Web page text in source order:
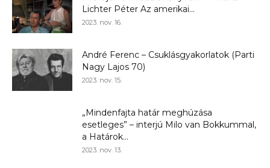
Lichter Péter Az amerikai...
2023. nov. 16.
André Ferenc – Csuklásgyakorlatok (Parti
Nagy Lajos 70)
2023. nov. 15.
„Mindenfajta határ meghúzása
esetleges” – interjú Milo van Bokkummal,
a Határok...
2023. nov. 13.